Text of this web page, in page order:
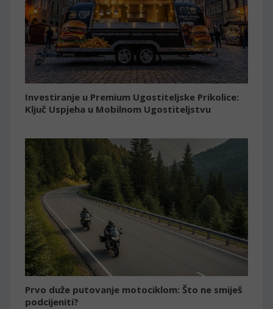
Investiranje u Premium Ugostiteljske Prikolice:
Ključ Uspjeha u Mobilnom Ugostiteljstvu
Prvo duže putovanje motociklom: Što ne smiješ
podcijeniti?